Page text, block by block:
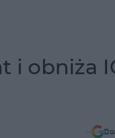
i obniża